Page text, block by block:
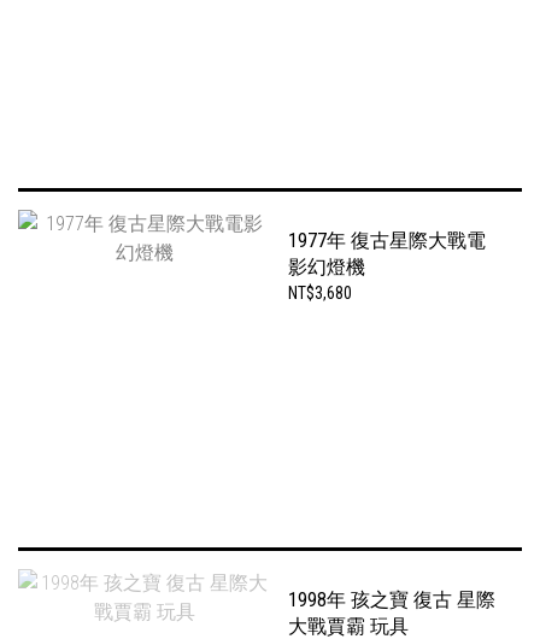
1977年 復古星際大戰電
影幻燈機
NT$3,680
1998年 孩之寶 復古 星際
大戰賈霸 玩具